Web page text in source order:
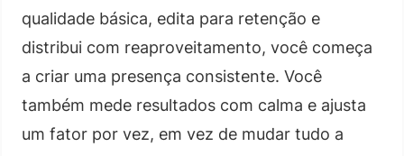
qualidade básica, edita para retenção e
distribui com reaproveitamento, você começa
a criar uma presença consistente. Você
também mede resultados com calma e ajusta
um fator por vez, em vez de mudar tudo a